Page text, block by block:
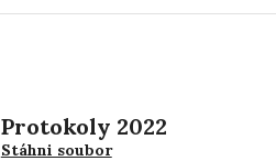
Protokoly 2022
Stáhni soubor